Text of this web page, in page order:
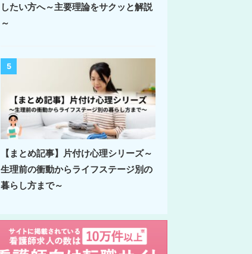
したい方へ～主要理論をサクッと解説
～
5
【まとめ記事】片付け心理シリーズ～
生理前の衝動からライフステージ別の
暮らし方まで～